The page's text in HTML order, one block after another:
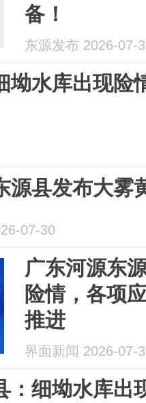
备！
东源发布 2026-07-
坳水库出现险
源县发布大雾
07-30
广东河源东
险情，各项
推进
界面新闻 2026-07-
：细坳水库出